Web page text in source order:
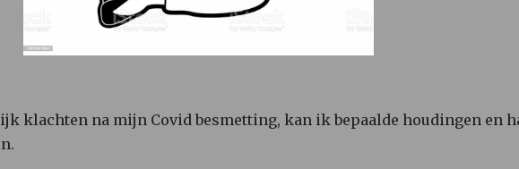
klachten na mijn Covid besmetting, kan ik bepaalde houdingen en